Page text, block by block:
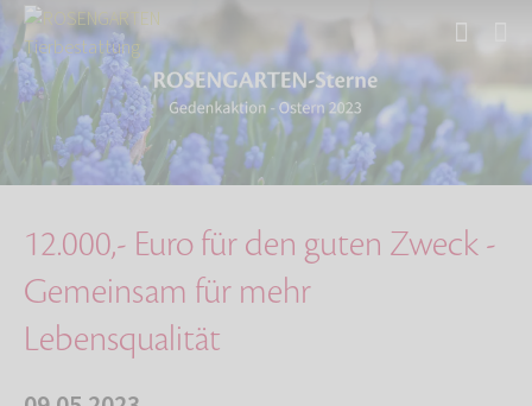
Start Über uns Aktuelles 12.000,- Euro für den guten Zweck
12.000,- Euro für den guten Zweck -
Gemeinsam für mehr
Lebensqualität